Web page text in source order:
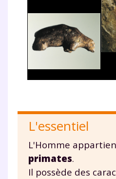
L'essentiel
L'Homme
primates.
Il possède des